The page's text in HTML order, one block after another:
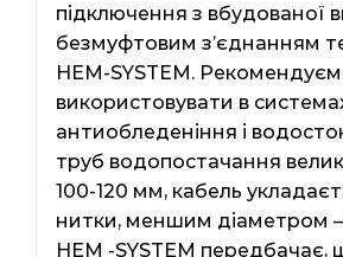
підключення з вбудованої
безмуфтовим з’єднанням
HEM-SYSTEM.
використовувати в
антиобледеніння і
труб водопостачання
100-120 мм, кабель
нитки, меншим діаметром –
HEM -SYSTEM передбачає,